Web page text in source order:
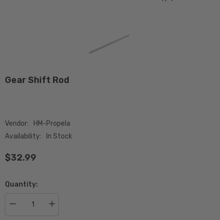
Gear Shift Rod
Vendor:
HM-Propela
Availability:
In Stock
$32.99
Quantity:
Decrease
Increase